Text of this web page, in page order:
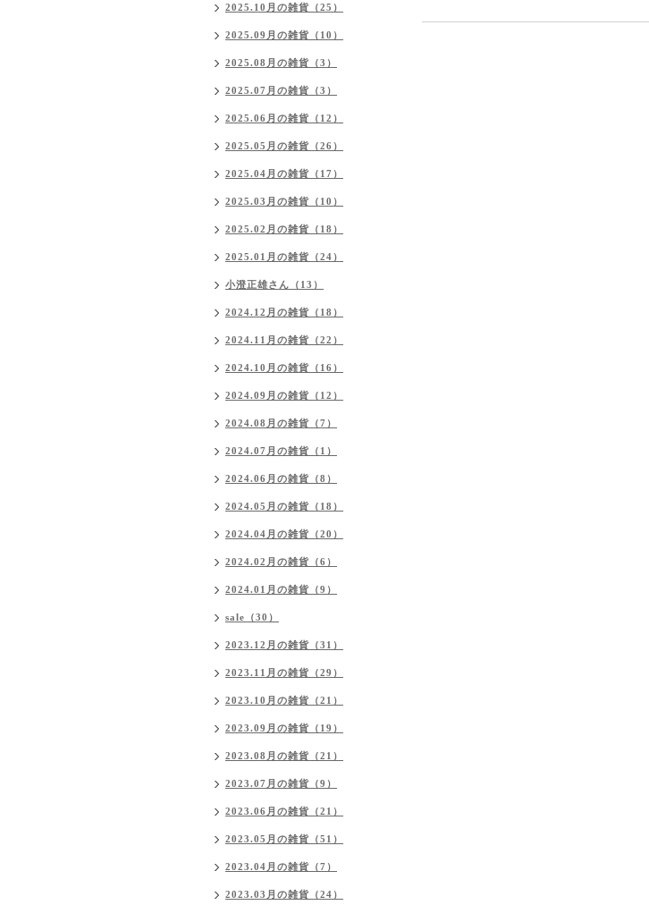
2025.10月の雑貨（25）
2025.09月の雑貨（10）
2025.08月の雑貨（3）
2025.07月の雑貨（3）
2025.06月の雑貨（12）
2025.05月の雑貨（26）
2025.04月の雑貨（17）
2025.03月の雑貨（10）
2025.02月の雑貨（18）
2025.01月の雑貨（24）
小澄正雄さん（13）
2024.12月の雑貨（18）
2024.11月の雑貨（22）
2024.10月の雑貨（16）
2024.09月の雑貨（12）
2024.08月の雑貨（7）
2024.07月の雑貨（1）
2024.06月の雑貨（8）
2024.05月の雑貨（18）
2024.04月の雑貨（20）
2024.02月の雑貨（6）
2024.01月の雑貨（9）
sale（30）
2023.12月の雑貨（31）
2023.11月の雑貨（29）
2023.10月の雑貨（21）
2023.09月の雑貨（19）
2023.08月の雑貨（21）
2023.07月の雑貨（9）
2023.06月の雑貨（21）
2023.05月の雑貨（51）
2023.04月の雑貨（7）
2023.03月の雑貨（24）